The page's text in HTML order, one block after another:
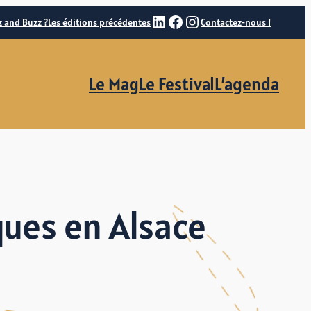
and Buzz ?Les éditions précédentesLinkedIn
Facebook
Instagram
Contactez-nous !
Le MagLe FestivalL’agenda
en Alsace